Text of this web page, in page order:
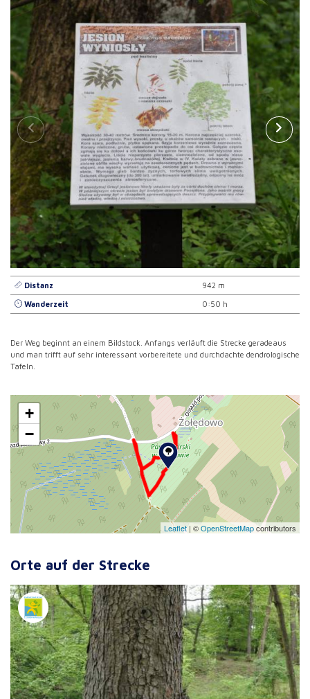
Distanz 942 m
Wanderzeit 0:50 h
Der Weg beginnt an einem Bildstock. Anfangs verläuft die Strecke geradeaus
und man trifft auf sehr interessant vorbereitete und durchdachte dendrologische
Tafeln.
+
−
Leaflet | ©OpenStreetMapcontributors
Orte auf der Strecke